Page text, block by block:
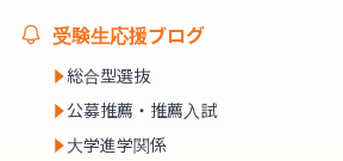
受験生応援ブログ
総合型選抜
公募推薦・推薦入試
大学進学関係